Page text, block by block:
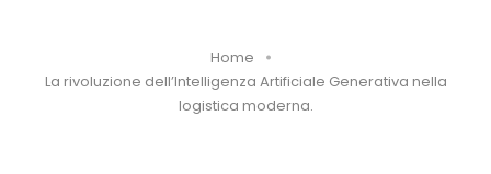
Home
La rivoluzione dell’Intelligenza Artificiale Generativa nella
logistica moderna.